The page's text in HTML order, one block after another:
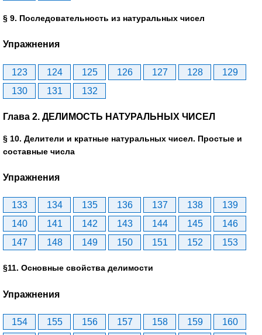
§ 9. Последовательность из натуральных чисел
Упражнения
123 124 125 126 127 128
129
130
131 132
Глава 2. ДЕЛИМОСТЬ НАТУРАЛЬНЫХ ЧИСЕЛ
§ 10. Делители и кратные натуральных чисел. Простые и
составные числа
Упражнения
133 134 135 136 137 138
139
140
141 142 143 144 145
146
147
148 149 150 151 152 153
§11. Основные свойства делимости
Упражнения
154 155 156 157 158 159 160